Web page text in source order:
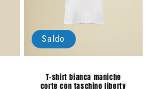
Saldo
T-shirt bianca maniche
corte con taschino liberty